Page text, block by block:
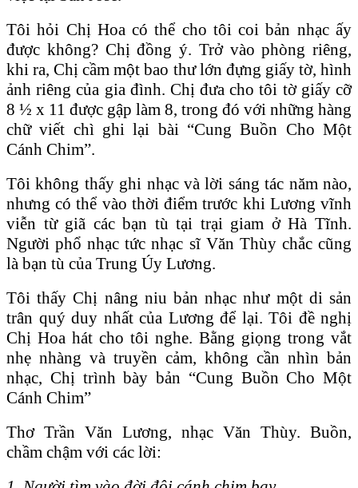
Tôi hỏi Chị Hoa có thể cho tôi coi bản nhạc ấy
được không? Chị đồng ý. Trở vào phòng riêng,
khi ra, Chị cầm một bao thư lớn đựng giấy tờ, hình
ảnh riêng của gia đình. Chị đưa cho tôi tờ giấy cỡ
8 ½ x 11 được gập làm 8, trong đó với những hàng
chữ viết chì ghi lại bài “Cung Buồn Cho Một
Cánh Chim”.
Tôi không thấy ghi nhạc và lời sáng tác năm nào,
nhưng có thể vào thời điểm trước khi Lương vĩnh
viễn từ giã các bạn tù tại trại giam ở Hà Tĩnh.
Người phổ nhạc tức nhạc sĩ Văn Thùy chắc cũng
là bạn tù của Trung Úy Lương.
Tôi thấy Chị nâng niu bản nhạc như một di sản
trân quý duy nhất của Lương để lại. Tôi đề nghị
Chị Hoa hát cho tôi nghe. Bằng giọng trong vắt
nhẹ nhàng và truyền cảm, không cần nhìn bản
nhạc, Chị trình bày bản “Cung Buồn Cho Một
Cánh Chim”
Thơ Trần Văn Lương, nhạc Văn Thùy. Buồn,
chầm chậm với các lời: